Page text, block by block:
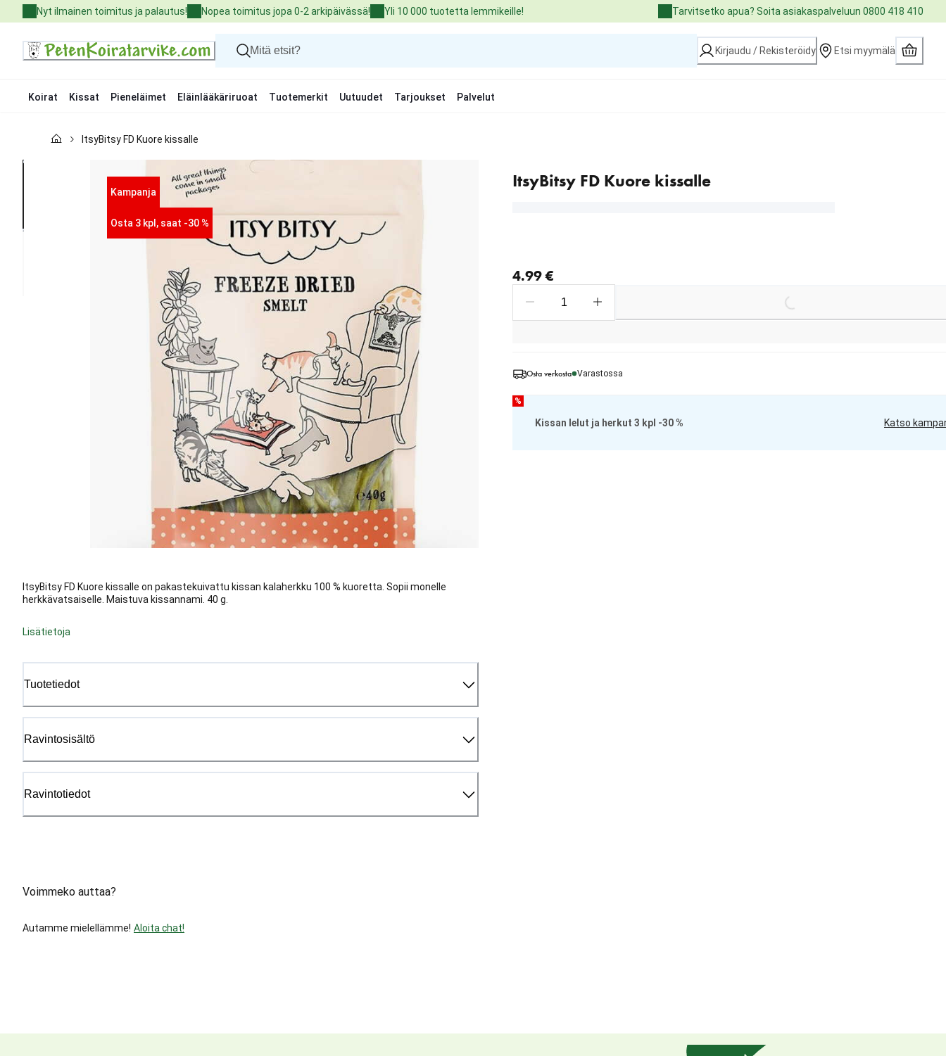
to
Nyt ilmainen toimitus ja palautus! Nopea toimitus jopa 0-2 arkipäivässä! Yli 10 000 tuotetta lemmikeille! Tarvitsetko apua? Soita asiakaspalveluun 0800 418 410
Kirjaudu / Rekisteröidy Etsi myymälä
Koirat Kissat Pieneläimet Eläinlääkäriruoat Tuotemerkit Uutuudet Tarjoukset Palvelut
Kissat
ItsyBitsy FD Kuore kissalle
ItsyBitsy FD Kuore kissalle
Kampanja
Osta 3 kpl, saat -30 %
ItsyBitsy FD Kuore kissalle on pakastekuivattu kissan kalaherkku 100 % kuoretta. Sopii monelle
herkkävatsaiselle. Maistuva kissannami. 40 g.
Lisätietoja
Tuotetiedot
Ravintosisältö
Ravintotiedot
Voimmeko auttaa?
Autamme mielellämme! Aloita chat!
4.99 € Loading...
Osta verkosta Varastossa
%
Kissan lelut ja herkut 3 kpl -30 % Katso